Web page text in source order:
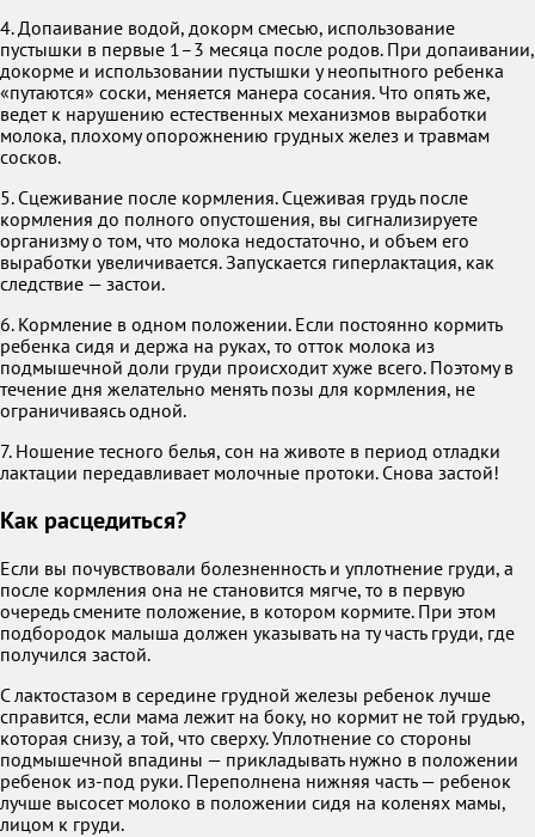
4. Допаивание водой, докорм смесью, использование
пустышки в первые 1–3 месяца после родов. При допаивании,
докорме и использовании пустышки у неопытного ребенка
«путаются» соски, меняется манера сосания. Что опять же,
ведет к нарушению естественных механизмов выработки
молока, плохому опорожнению грудных желез и травмам
сосков.
5. Сцеживание после кормления. Сцеживая грудь после
кормления до полного опустошения, вы сигнализируете
организму о том, что молока недостаточно, и объем его
выработки увеличивается. Запускается гиперлактация, как
следствие — застои.
6. Кормление в одном положении. Если постоянно кормить
ребенка сидя и держа на руках, то отток молока из
подмышечной доли груди происходит хуже всего. Поэтому в
течение дня желательно менять позы для кормления, не
ограничиваясь одной.
7. Ношение тесного белья, сон на животе в период отладки
лактации передавливает молочные протоки. Снова застой!
Как расцедиться?
Если вы почувствовали болезненность и уплотнение груди, а
после кормления она не становится мягче, то в первую
очередь смените положение, в котором кормите. При этом
подбородок малыша должен указывать на ту часть груди, где
получился застой.
С лактостазом в середине грудной железы ребенок лучше
справится, если мама лежит на боку, но кормит не той грудью,
которая снизу, а той, что сверху. Уплотнение со стороны
подмышечной впадины — прикладывать нужно в положении
ребенок из-под руки. Переполнена нижняя часть — ребенок
лучше высосет молоко в положении сидя на коленях мамы,
лицом к груди.